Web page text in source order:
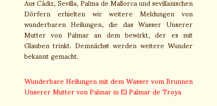
Dörfern erhielten wir weitere Meldungen von
wunderbaren Heilungen, die das Wasser Unserer
Mutter von Palmar an dem bewirkt, der es mit
Glauben trinkt. Demnächst werden weitere Wunder
bekannt gemacht.
Wunderbare Heilungen mit dem Wasser vom Brunnen
Unserer Mutter von Palmar in El Palmar de Troya